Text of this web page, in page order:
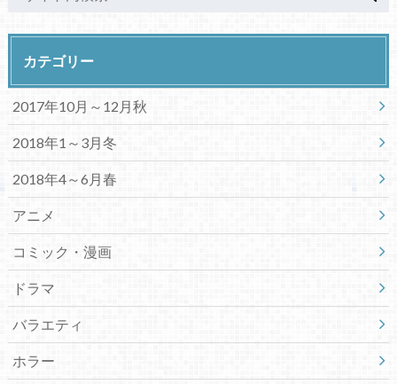
カテゴリー
2017年10月～12月秋
2018年1～3月冬
2018年4～6月春
アニメ
コミック・漫画
ドラマ
バラエティ
ホラー